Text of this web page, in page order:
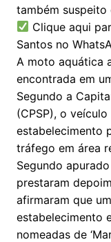
também
Clique aqui
Santos no
A moto aquática
encontrada em
Segundo a
(CPSP), o
estabelecimento
tráfego em área
Segundo
prestaram
afirmaram que
estabelecimento
nomeadas de